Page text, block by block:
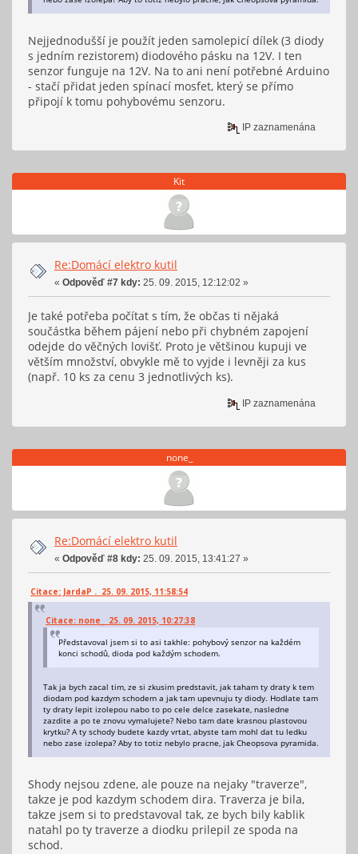
Nejjednodušší je použít jeden samolepicí dílek (3 diody
s jedním rezistorem) diodového pásku na 12V. I ten
senzor funguje na 12V. Na to ani není potřebné Arduino
- stačí přidat jeden spínací mosfet, který se přímo
připojí k tomu pohybovému senzoru.
IP zaznamenána
Kit
Re:Domácí elektro kutil
« Odpověď #7 kdy: 25. 09. 2015, 12:12:02 »
Je také potřeba počítat s tím, že občas ti nějaká
součástka během pájení nebo při chybném zapojení
odejde do věčných lovišť. Proto je většinou kupuji ve
větším množství, obvykle mě to vyjde i levněji za kus
(např. 10 ks za cenu 3 jednotlivých ks).
IP zaznamenána
none_
Re:Domácí elektro kutil
« Odpověď #8 kdy: 25. 09. 2015, 13:41:27 »
Citace: JardaP . 25. 09. 2015, 11:58:54
Citace: none_ 25. 09. 2015, 10:27:38
Představoval jsem si to asi takhle: pohybový senzor na každém
konci schodů, dioda pod každým schodem.
Tak ja bych zacal tim, ze si zkusim predstavit, jak taham ty draty k tem
diodam pod kazdym schodem a jak tam upevnuju ty diody. Hodlate tam
ty draty lepit izolepou nabo to po cele delce zasekate, nasledne
zazdite a po te znovu vymalujete? Nebo tam date krasnou plastovou
krytku? A ty schody budete kazdy vrtat, abyste tam mohl dat tu ledku
nebo zase izolepa? Aby to totiz nebylo pracne, jak Cheopsova pyramida.
Shody nejsou zdene, ale pouze na nejaky "traverze",
takze je pod kazdym schodem dira. Traverza je bila,
takze jsem si to predstavoval tak, ze bych bily kablik
natahl po ty traverze a diodku prilepil ze spoda na
schod.